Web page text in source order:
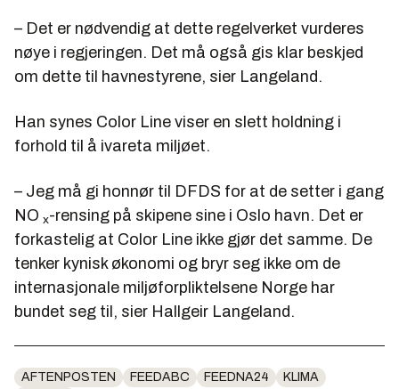
– Det er nødvendig at dette regelverket vurderes
nøye i regjeringen. Det må også gis klar beskjed
om dette til havnestyrene, sier Langeland.
Han synes Color Line viser en slett holdning i
forhold til å ivareta miljøet.
– Jeg må gi honnør til DFDS for at de setter i gang
NO x-rensing på skipene sine i Oslo havn. Det er
forkastelig at Color Line ikke gjør det samme. De
tenker kynisk økonomi og bryr seg ikke om de
internasjonale miljøforpliktelsene Norge har
bundet seg til, sier Hallgeir Langeland.
AFTENPOSTEN FEEDABC FEEDNA24
KLIMA